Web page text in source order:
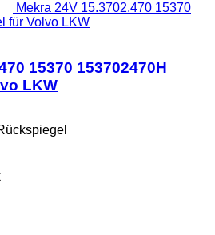
Mekra 24V 15.3702.470 15370
für Volvo LKW
15370 153702470H
LKW